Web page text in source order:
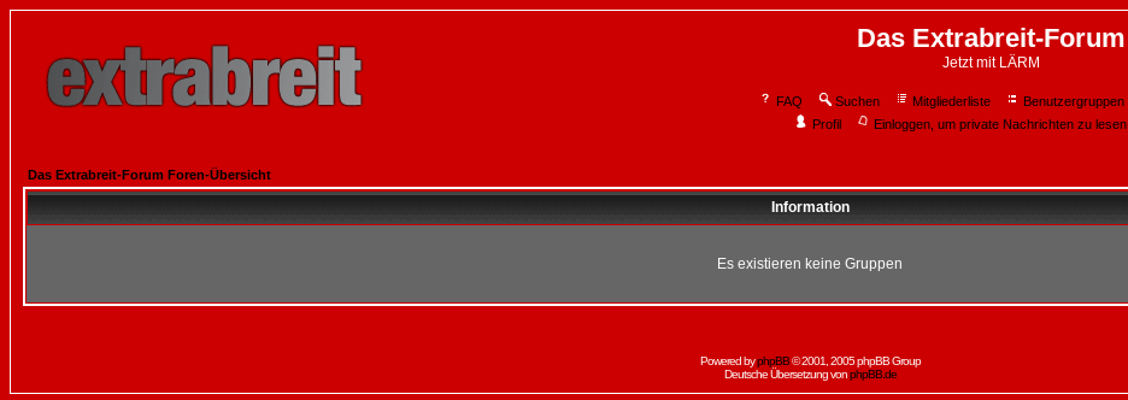
Das Extrabreit-Forum
Jetzt mit LÄRM
FAQ Suchen Mitgliederliste Benutzergruppen
Profil
Einloggen, um private Nachrichten zu lesen
Das Extrabreit-Forum Foren-Übersicht
Information
Es existieren keine Gruppen
Powered byphpBB© 2001, 2005 phpBB Group
Deutsche Übersetzung vonphpBB.de